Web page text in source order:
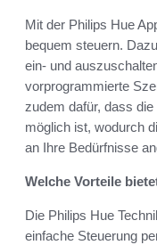
Mit der Philips Hue
bequem steuern.
ein- und
vorprogrammierte
zudem dafür, dass
möglich ist, wodurch
an Ihre Bedürfnisse
Welche Vorteile
Die Philips Hue
einfache Steuerung